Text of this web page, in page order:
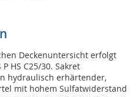
Deckenuntersicht erfolgt
HS C25/30. Sakret
hydraulisch erhärtender,
mit hohem Sulfatwiderstand